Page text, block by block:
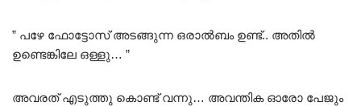
” പഴേ ഫോട്ടോസ് അടങ്ങുന്ന ഒരാൽബം ഉണ്ട്.. അതിൽ
ഉണ്ടെങ്കിലേ ഒള്ളു… ”
അവരത് എടുത്തു കൊണ്ട് വന്നു… അവന്തിക ഓരോ പേജും